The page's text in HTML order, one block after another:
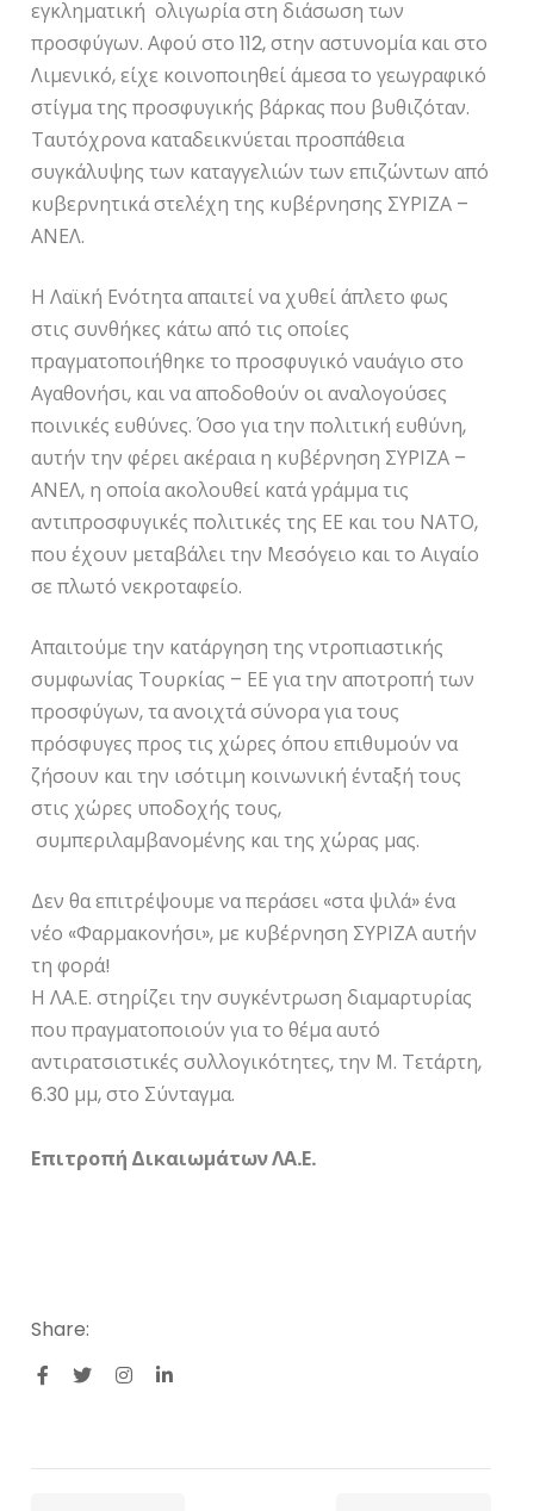
εγκληματική ολιγωρία στη διάσωση των
προσφύγων. Αφού στο 112, στην αστυνομία και στο
Λιμενικό, είχε κοινοποιηθεί άμεσα το γεωγραφικό
στίγμα της προσφυγικής βάρκας που βυθιζόταν.
Ταυτόχρονα καταδεικνύεται προσπάθεια
συγκάλυψης των καταγγελιών των επιζώντων από
κυβερνητικά στελέχη της κυβέρνησης ΣΥΡΙΖΑ –
ΑΝΕΛ.
Η Λαϊκή Ενότητα απαιτεί να χυθεί άπλετο φως
στις συνθήκες κάτω από τις οποίες
πραγματοποιήθηκε το προσφυγικό ναυάγιο στο
Αγαθονήσι, και να αποδοθούν οι αναλογούσες
ποινικές ευθύνες. Όσο για την πολιτική ευθύνη,
αυτήν την φέρει ακέραια η κυβέρνηση ΣΥΡΙΖΑ –
ΑΝΕΛ, η οποία ακολουθεί κατά γράμμα τις
αντιπροσφυγικές πολιτικές της ΕΕ και του ΝΑΤΟ,
που έχουν μεταβάλει την Μεσόγειο και το Αιγαίο
σε πλωτό νεκροταφείο.
Απαιτούμε την κατάργηση της ντροπιαστικής
συμφωνίας Τουρκίας – ΕΕ για την αποτροπή των
προσφύγων, τα ανοιχτά σύνορα για τους
πρόσφυγες προς τις χώρες όπου επιθυμούν να
ζήσουν και την ισότιμη κοινωνική ένταξή τους
στις χώρες υποδοχής τους,
συμπεριλαμβανομένης και της χώρας μας.
Δεν θα επιτρέψουμε να περάσει «στα ψιλά» ένα
νέο «Φαρμακονήσι», με κυβέρνηση ΣΥΡΙΖΑ αυτήν
τη φορά!
Η ΛΑ.Ε. στηρίζει την συγκέντρωση διαμαρτυρίας
που πραγματοποιούν για το θέμα αυτό
αντιρατσιστικές συλλογικότητες, την Μ. Τετάρτη,
6.30 μμ, στο Σύνταγμα.
Επιτροπή Δικαιωμάτων ΛΑ.Ε.
Share: